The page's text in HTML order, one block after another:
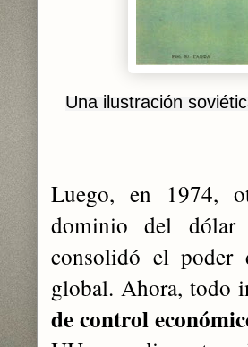
Una ilustración
Luego, en 1974,
dominio del
consolidó el poder
global. Ahora, todo
de control